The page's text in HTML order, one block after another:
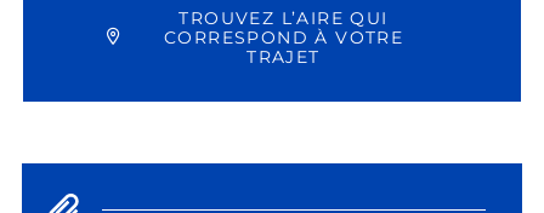
TROUVEZ L’AIRE QUI
CORRESPOND À VOTRE
TRAJET